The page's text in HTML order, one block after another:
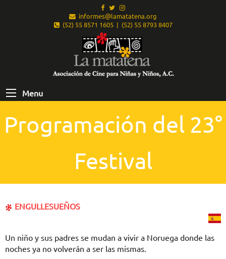
informes@lamatatena.org
(52) 55 8571 1605 | (52) 55 8793 8407
Menu
Programación del 23°
Festival
ENGULLESUEÑOS
Un niño y sus padres se mudan a vivir a Noruega donde las
noches ya no volverán a ser las mismas.